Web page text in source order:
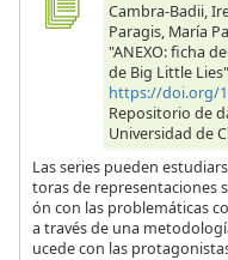
Cambra-Badii,
Paragis, María
"ANEXO: ficha
de Big Little
https://doi.org/
Repositorio de
Universidad de
Las series pueden
toras de representaciones
ón con las problemáticas
a través de una
ucede con las